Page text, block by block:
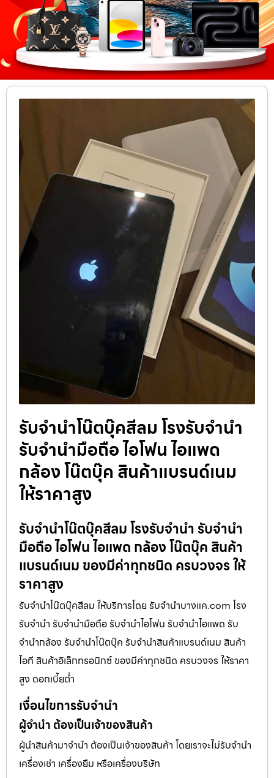
รับจำนำโน๊ตบุ๊คสีลม โรงรับจำนำ
รับจำนำมือถือ ไอโฟน ไอแพด
กล้อง โน๊ตบุ๊ค สินค้าแบรนด์เนม
ให้ราคาสูง
รับจำนำโน๊ตบุ๊คสีลม โรงรับจำนำ รับจำนำ
มือถือ ไอโฟน ไอแพด กล้อง โน๊ตบุ๊ค สินค้า
แบรนด์เนม ของมีค่าทุกชนิด ครบวงจร ให้
ราคาสูง
รับจำนำโน๊ตบุ๊คสีลม ให้บริการโดย รับจํานําบางแค.com โรง
รับจำนำ รับจำนำมือถือ รับจำนำไอโฟน รับจำนำไอแพด รับ
จำนำกล้อง รับจำนำโน๊ตบุ๊ค รับจำนำสินค้าแบรนด์เนม สินค้า
ไอที สินค้าอิเล็กทรอนิกซ์ ของมีค่าทุกชนิด ครบวงจร ให้ราคา
สูง ดอกเบี้ยต่ำ
เงื่อนไขการรับจำนำ
ผู้จำนำ ต้องเป็นเจ้าของสินค้า
ผู้นำสินค้ามาจำนำ ต้องเป็นเจ้าของสินค้า โดยเราจะไม่รับจำนำ
เครื่องเช่า เครื่องยืม หรือเครื่องบริษัท